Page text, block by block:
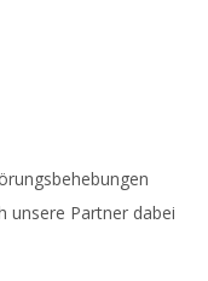
unsere Partner dabei